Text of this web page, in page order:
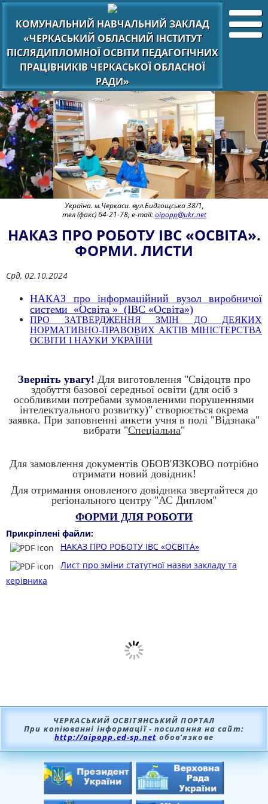
КОМУНАЛЬНИЙ НАВЧАЛЬНИЙ ЗАКЛАД
«ЧЕРКАСЬКИЙ ОБЛАСНИЙ ІНСТИТУТ
ПІСЛЯДИПЛОМНОЇ ОСВІТИ ПЕДАГОГІЧНИХ
ПРАЦІВНИКІВ ЧЕРКАСЬКОЇ ОБЛАСНОЇ
РАДИ»
Україна. м.Черкаси. вул.Бидгощська 38/1,
тел (факс) 64-21-78, e-mail:oipopp@ukr.net
НАКАЗ ПРО РОБОТУ ІВС «ОСВІТА».
ФОРМИ. ЛИСТИ
Срд, 02.10.2024
НАКАЗ про інформаційний вузол виробничої
системи «Освіта » (ІВС «Освіта»)
ПРО ЗАТВЕРДЖЕННЯ ЗМІН ДО ДЕЯКИХ
НОРМАТИВНО-ПРАВОВИХ АКТІВ МІНІСТЕРСТВА
ОСВІТИ І НАУКИ УКРАЇНИ
Зверніть увагу! Для виготовлення "Свідоцтв про
здобуття базової середньої освіти (для осіб з
особливими потребами зумовленими порушеннями
інтелектуального розвитку)" створюється окрема
заявка. При заповненні анкети учня в полі "Відзнака"
вибрати "Спеціальна"
Для замовлення документів ОБОВ'ЯЗКОВО потрібно
отримати новий довідник!
Для отримання оновленого довідника звертайтеся до
регіонального центру "АС Диплом"
ФОРМИ ДЛЯ РОБОТИ
Прикріплені файли:
НАКАЗ ПРО РОБОТУ ІВС «ОСВІТА»
Лист про зміни статутної назви закладу та
керівника
ЧЕРКАСЬКИЙ ОСВІТЯНСЬКИЙ ПОРТАЛ
При копіюванні інформації - посилання на сайт:
http://oipopp.ed-sp.net обов’язкове